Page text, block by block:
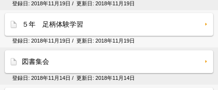
登録日: 2018年11月19日 / 更新日: 2018年11月19日
５年 足柄体験学習
登録日: 2018年11月19日 / 更新日: 2018年11月19日
図書集会
登録日: 2018年11月14日 / 更新日: 2018年11月14日